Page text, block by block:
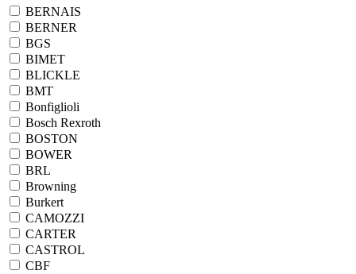
BERNAIS
BERNER
BGS
BIMET
BLICKLE
BMT
Bonfiglioli
Bosch Rexroth
BOSTON
BOWER
BRL
Browning
Burkert
CAMOZZI
CARTER
CASTROL
CBF